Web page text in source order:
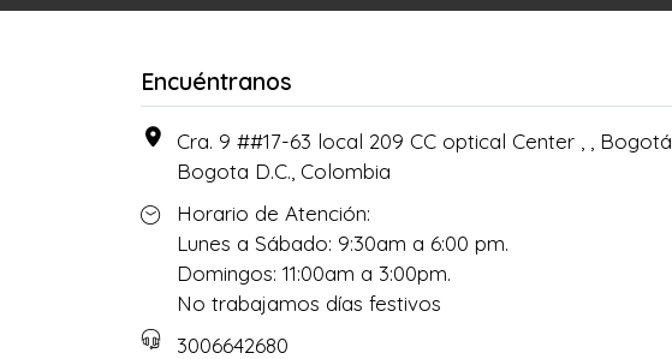
Encuéntranos
Cra. 9 ##17-63 local 209 CC optical Center , , Bogotá,
Bogota D.C., Colombia
Horario de Atención:
Lunes a Sábado: 9:30am a 6:00 pm.
Domingos: 11:00am a 3:00pm.
No trabajamos días festivos
3006642680